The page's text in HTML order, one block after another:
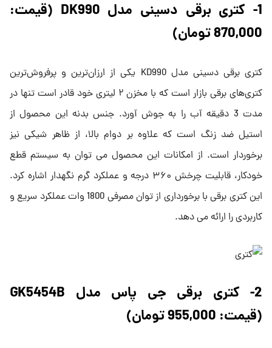
1- کتری برقی دسینی مدل DK990 (قیمت:
870,000 تومان)
کتری برقی دسینی مدل KD990 یکی از ارزان‌ترین و پرفروش‌ترین
کتری‌های برقی بازار است که با مخزن ۲ لیتری خود قادر است تنها در
مدت 3 دقیقه آب را به جوش آورد. جنس بدنه‌ این محصول از
استیل ضد زنگ است که علاوه بر دوام بالا، از ظاهر شیکی نیز
برخوردار است. از امکانات این محصول می توان به سیستم قطع
خودکار، قابلیت چرخش ۳۶۰ درجه و عملکرد گرم نگهدار اشاره کرد.
این کتری برقی با برخورداری از توان مصرفی 1800 وات عملکرد سریع و
کاربردی را ارائه می دهد.
2- کتری برقی جی پاس مدل GK5454B
(قیمت: 955,000 تومان)